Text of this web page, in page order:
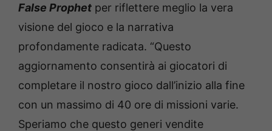
False Prophet per riflettere meglio la vera
visione del gioco e la narrativa
profondamente radicata. “Questo
aggiornamento consentirà ai giocatori di
completare il nostro gioco dall’inizio alla fine
con un massimo di 40 ore di missioni varie.
Speriamo che questo generi vendite